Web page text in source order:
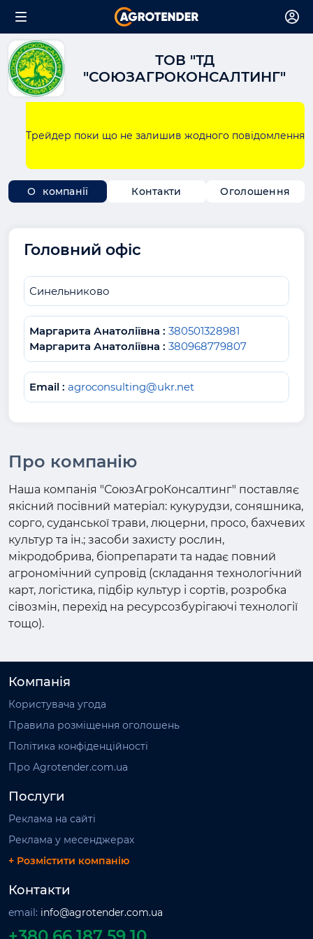
ТОВ "ТД
"СОЮЗАГРОКОНСАЛТИНГ"
Трейдер поки що не залишив жодного повідомлення
О компанії Контакти Оголошення
Головний офіс
Синельниково
Маргарита Анатоліївна : 380501328981
Маргарита Анатоліївна : 380968779807
Email : agroconsulting@ukr.net
Про компанію
Наша компанія "СоюзАгроКонсалтинг" поставляє
якісний посівний матеріал: кукурудзи, соняшника,
сорго, суданської трави, люцерни, просо, бахчевих
культур та ін.; засоби захисту рослин,
мікродобрива, біопрепарати та надає повний
агрономічний супровід (складання технологічний
карт, логістика, підбір культур і сортів, розробка
сівозмін, перехід на ресурсозбурігаючі технології
тощо).
Компанія
Користувача угода
Правила розміщення оголошень
Політика конфіденційності
Про Agrotender.com.ua
Послуги
Реклама на сайті
Реклама у месенджерах
+ Розмістити компанію
Контакти
email: info@agrotender.com.ua